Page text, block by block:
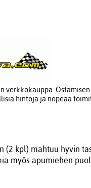
verkkokauppa. Ostamisen
hintoja ja nopeaa
kpl) mahtuu hyvin
myös apumiehen